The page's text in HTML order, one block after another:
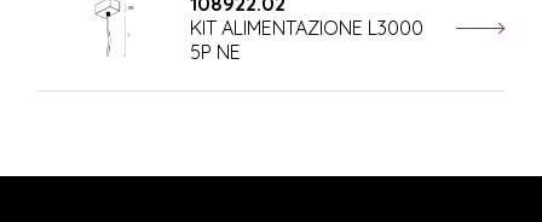
KIT ALIMENTAZIONE L3000
5P NE